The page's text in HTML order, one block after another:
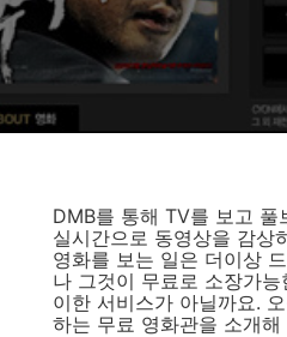
DMB를 통해 TV를 보고 풀
실시간으로 동영상을 감상
영화를 보는 일은 더이상
나 그것이 무료로 소장가
이한 서비스가 아닐까요.
하는 무료 영화관을 소개해